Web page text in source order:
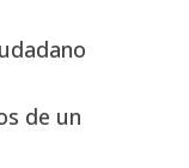
de un